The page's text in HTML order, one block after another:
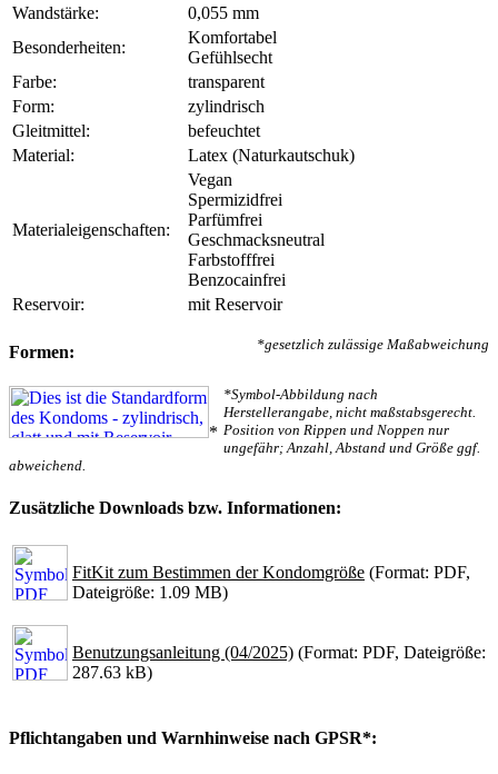
Wandstärke:
0,055 mm
Besonderheiten:
Komfortabel
Gefühlsecht
Farbe:
transparent
Form:
zylindrisch
Gleitmittel:
befeuchtet
Material:
Latex (Naturkautschuk)
Materialeigenschaften:
Vegan
Spermizidfrei
Parfümfrei
Geschmacksneutral
Farbstofffrei
Benzocainfrei
Reservoir:
mit Reservoir
*gesetzlich zulässige Maßabweichung
Formen:
*
*Symbol-Abbildung nach
Herstellerangabe, nicht maßstabsgerecht.
Position von Rippen und Noppen nur
ungefähr; Anzahl, Abstand und Größe ggf.
abweichend.
Zusätzliche Downloads bzw. Informationen:
FitKit zum Bestimmen der Kondomgröße (Format: PDF,
Dateigröße: 1.09 MB)
Benutzungsanleitung (04/2025) (Format: PDF, Dateigröße:
287.63 kB)
Pflichtangaben und Warnhinweise nach GPSR*: